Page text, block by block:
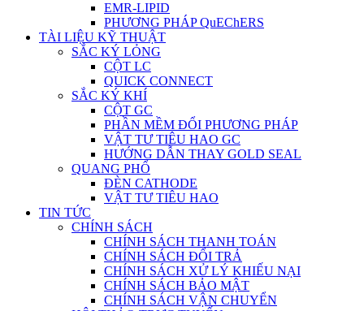
EMR-LIPID
PHƯƠNG PHÁP QuEChERS
TÀI LIỆU KỸ THUẬT
SẮC KÝ LỎNG
CỘT LC
QUICK CONNECT
SẮC KÝ KHÍ
CỘT GC
PHẦN MỀM ĐỔI PHƯƠNG PHÁP
VẬT TƯ TIÊU HAO GC
HƯỚNG DẪN THAY GOLD SEAL
QUANG PHỔ
ĐÈN CATHODE
VẬT TƯ TIÊU HAO
TIN TỨC
CHÍNH SÁCH
CHÍNH SÁCH THANH TOÁN
CHÍNH SÁCH ĐỔI TRẢ
CHÍNH SÁCH XỬ LÝ KHIẾU NẠI
CHÍNH SÁCH BẢO MẬT
CHÍNH SÁCH VẬN CHUYỂN